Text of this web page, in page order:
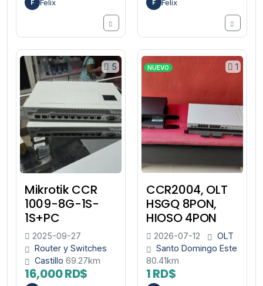
F Felix F Felix
5
Mikrotik CCR
1009-8G-1S-
1S+PC
2025-09-27
Router y Switches
Castillo 69.27km
16,000 RD$
1
NUEVO
CCR2004, OLT
HSGQ 8PON,
HIOSO 4PON
2026-07-12
OLT
Santo Domingo Este
80.41km
1 RD$